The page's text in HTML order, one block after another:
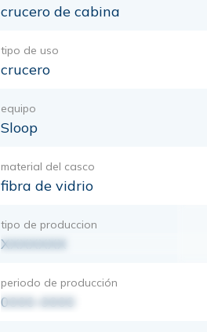
crucero de cabina
tipo de uso
crucero
equipo
Sloop
material del casco
fibra de vidrio
tipo de produccion
XXXXXXX
periodo de producción
0000-0000